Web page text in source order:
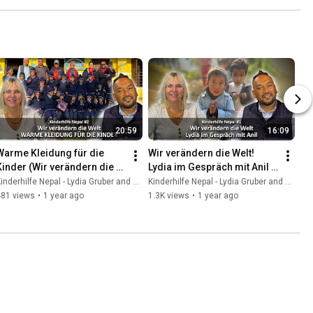
20:59
Kleidung für die
(Wir verändern die
- Kinderhilfe Nepal #2 -
Nepal - Lydia Gruber and Amirasolis - Lydia Gruber
views • 1 year ago
16:09
Wir verändern die Welt!
Lydia im Gespräch mit Anil
(Kinderhilfe Nepal #1 -
3.1.25)
Kinderhilfe Nepal - Lydia Gruber and Amirasolis - Lydia Gruber
1.3K views • 1 year ago